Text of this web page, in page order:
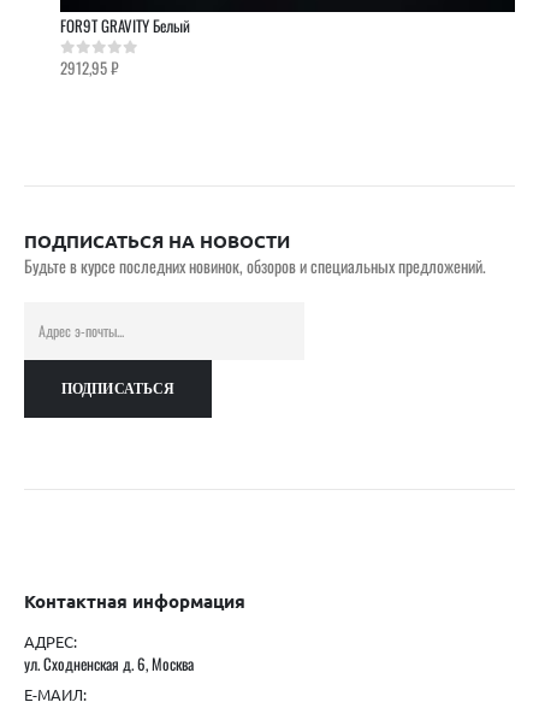
FOR9T GRAVITY Белый
0out of 5
2912,95₽
ПОДПИСАТЬСЯ НА НОВОСТИ
Будьте в курсе последних новинок, обзоров и специальных предложений.
Контактная информация
АДРЕС:
ул. Сходненская д. 6, Москва
Е-МАИЛ: